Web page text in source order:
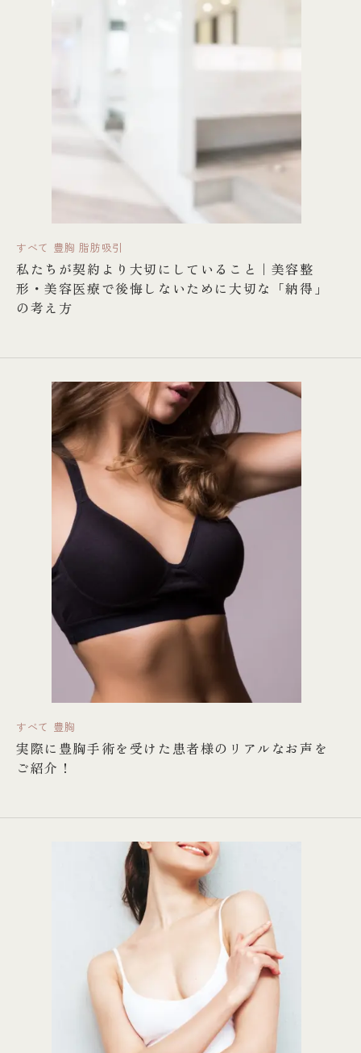
すべて 豊胸 脂肪吸引
私たちが契約より大切にしていること｜美容整
形・美容医療で後悔しないために大切な「納得」
の考え方
すべて 豊胸
実際に豊胸手術を受けた患者様のリアルなお声を
ご紹介！